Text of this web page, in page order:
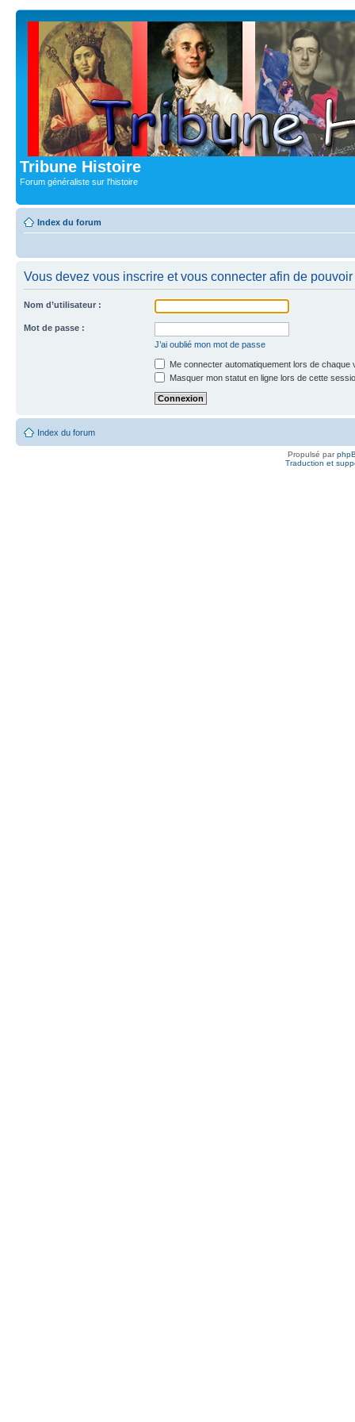
Tribune Histoire
Forum généraliste sur l'histoire
Index du forum
Vous devez vous inscrire et vous connecter afin de
Nom d’utilisateur :
Mot de passe :
J’ai oublié mon mot de passe
Me connecter automatiquement lors de chaque
Masquer mon statut en ligne lors de cette
Index du forum
Propulsé par
Traduction et